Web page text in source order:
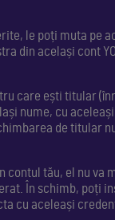
le poți muta pe
din același cont
care ești titular
nume, cu
de titular
contul tău, el nu va
În schimb, poți
cu aceleași